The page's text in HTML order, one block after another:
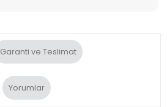
Garanti ve Teslimat
Yorumlar